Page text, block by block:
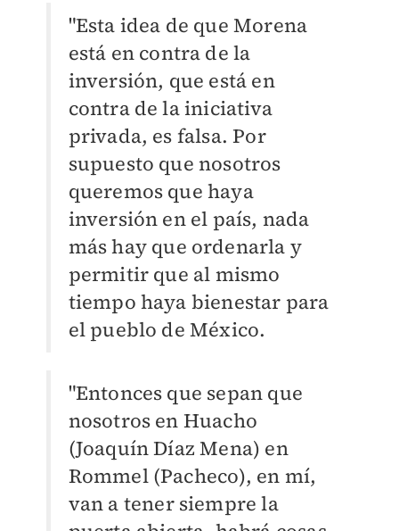
"Esta idea de que Morena
está en contra de la
inversión, que está en
contra de la iniciativa
privada, es falsa. Por
supuesto que nosotros
queremos que haya
inversión en el país, nada
más hay que ordenarla y
permitir que al mismo
tiempo haya bienestar para
el pueblo de México.
"Entonces que sepan que
nosotros en Huacho
(Joaquín Díaz Mena) en
Rommel (Pacheco), en mí,
van a tener siempre la